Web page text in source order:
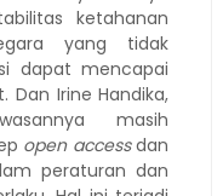
ketahanan
yang tidak
dapat mencapai
Dan Irine Handika,
masih
open accessdan
peraturan dan